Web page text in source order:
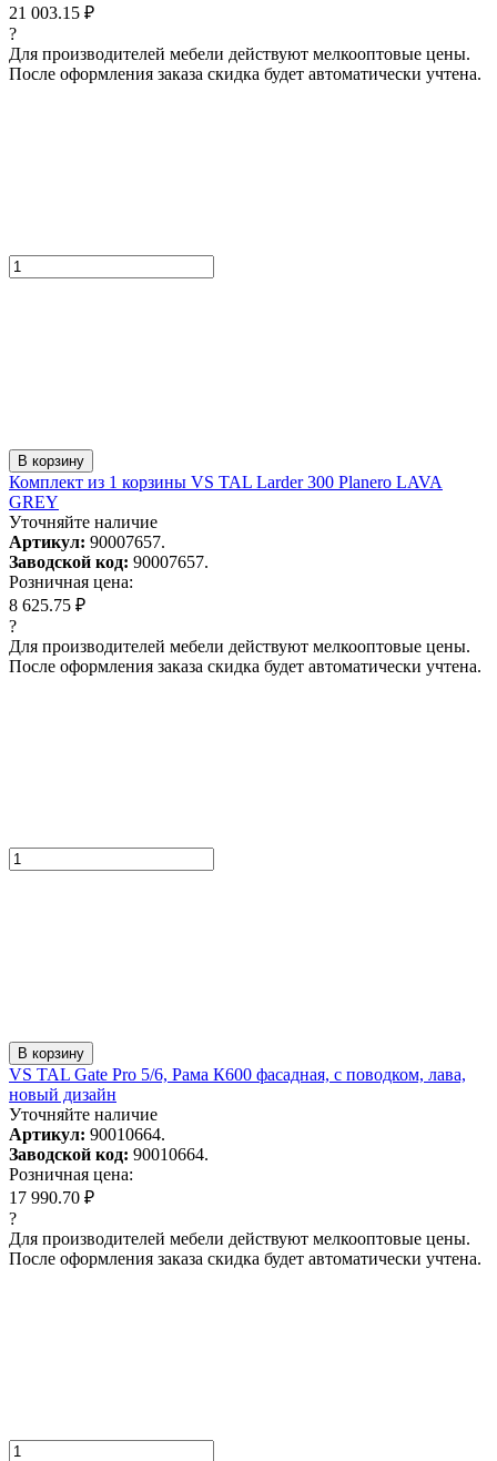
21 003.15 ₽
?
Для производителей мебели действуют мелкооптовые цены.
После оформления заказа скидка будет автоматически учтена.
В корзину
Комплект из 1 корзины VS TAL Larder 300 Planero LAVA
GREY
Уточняйте наличие
Артикул: 90007657.
Заводской код: 90007657.
Розничная цена:
8 625.75 ₽
?
Для производителей мебели действуют мелкооптовые цены.
После оформления заказа скидка будет автоматически учтена.
В корзину
VS TAL Gate Pro 5/6, Рама К600 фасадная, с поводком, лава,
новый дизайн
Уточняйте наличие
Артикул: 90010664.
Заводской код: 90010664.
Розничная цена:
17 990.70 ₽
?
Для производителей мебели действуют мелкооптовые цены.
После оформления заказа скидка будет автоматически учтена.